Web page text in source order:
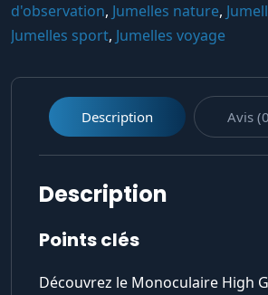
d'observation, Jumelles nature,
Jumelles sport, Jumelles voyage
Description Avis
Description
Points clés
Découvrez le Monoculaire High